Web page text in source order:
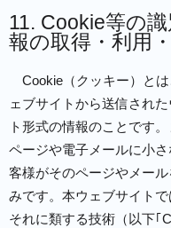
11. Cookie等の
報の取得・利用
Cookie（クッキー）と
ェブサイトから送信され
ト形式の情報のことです
ページや電子メールに小
客様がそのページやメー
みです。本ウェブサイト
それに類する技術（以下｢